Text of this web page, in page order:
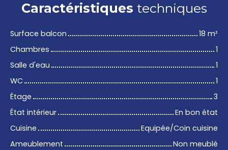
Caractéristiques techniques
Surface balcon 18 m²
Chambres
1
Salle d'eau
1
WC
1
Étage
3
État intérieur
En bon état
Cuisine
Equipée/Coin cuisine
Ameublement
Non meublé